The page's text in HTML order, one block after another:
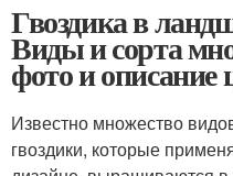
Гвоздика в
Виды и сорта
фото и описание
Известно множество
гвоздики, которые